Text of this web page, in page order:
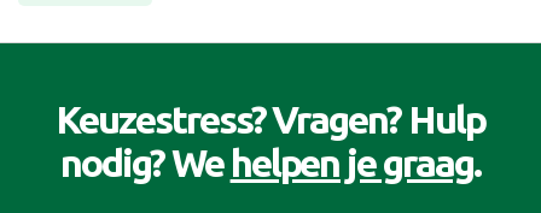
Keuzestress? Vragen? Hulp
nodig? Wehelpen je graag.